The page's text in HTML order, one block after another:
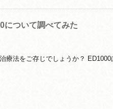
について調べてみた
療法をご存じでしょうか？